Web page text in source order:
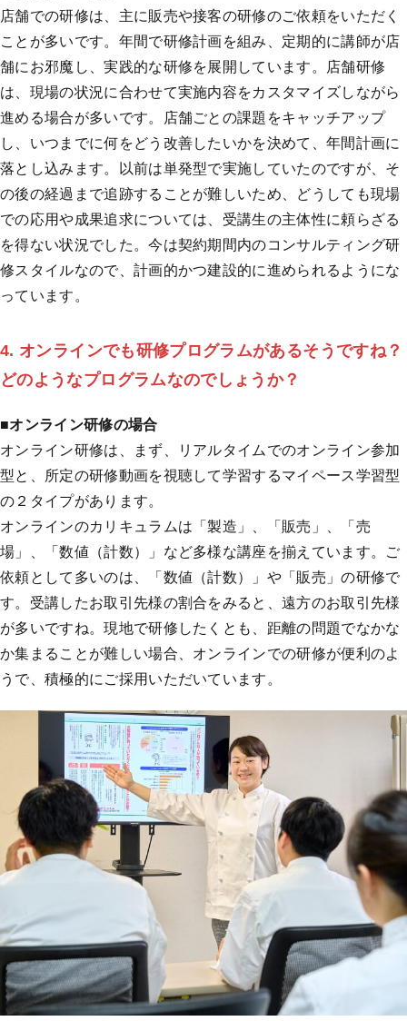
店舗での研修は、主に販売や接客の研修のご依頼をいただく
ことが多いです。年間で研修計画を組み、定期的に講師が店
舗にお邪魔し、実践的な研修を展開しています。店舗研修
は、現場の状況に合わせて実施内容をカスタマイズしながら
進める場合が多いです。店舗ごとの課題をキャッチアップ
し、いつまでに何をどう改善したいかを決めて、年間計画に
落とし込みます。以前は単発型で実施していたのですが、そ
の後の経過まで追跡することが難しいため、どうしても現場
での応用や成果追求については、受講生の主体性に頼らざる
を得ない状況でした。今は契約期間内のコンサルティング研
修スタイルなので、計画的かつ建設的に進められるようにな
っています。
4. オンラインでも研修プログラムがあるそうですね？
どのようなプログラムなのでしょうか？
■オンライン研修の場合
オンライン研修は、まず、リアルタイムでのオンライン参加
型と、所定の研修動画を視聴して学習するマイペース学習型
の２タイプがあります。
オンラインのカリキュラムは「製造」、「販売」、「売
場」、「数値（計数）」など多様な講座を揃えています。ご
依頼として多いのは、「数値（計数）」や「販売」の研修で
す。受講したお取引先様の割合をみると、遠方のお取引先様
が多いですね。現地で研修したくとも、距離の問題でなかな
か集まることが難しい場合、オンラインでの研修が便利のよ
うで、積極的にご採用いただいています。